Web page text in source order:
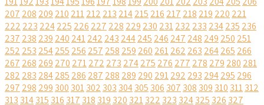
207 208 209 210 211212 213 214215 216 217 218 219 220 221
222 223 224225 226 227 228 229 230 231232 233 234235 236
237 238 239 240 241242 243 244245 246 247 248 249 250 251
252 253 254255 256 257 258 259 260 261262 263 264265 266
267 268 269 270 271272 273 274275 276 277 278 279 280 281
282 283 284285 286 287 288 289 290 291292 293 294295 296
297 298 299 300 301302 303 304305 306 307 308 309 310 311312
313 314315 316 317 318 319 320 321322 323 324325 326 327